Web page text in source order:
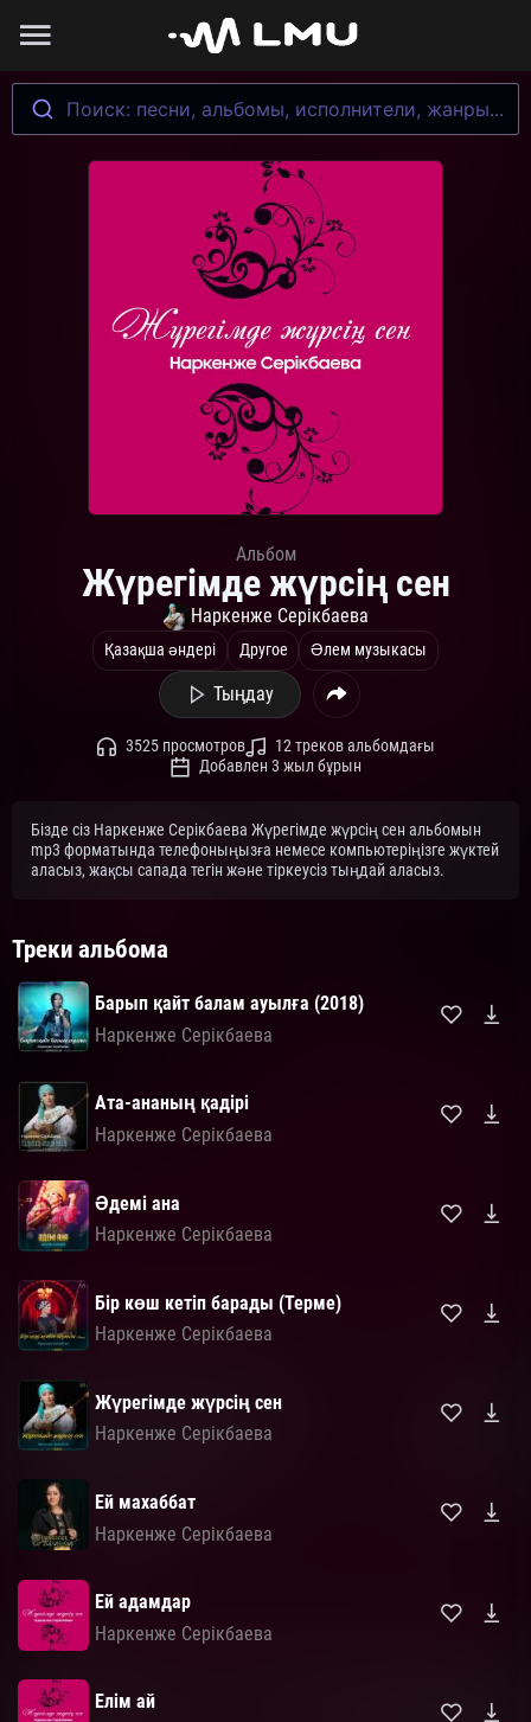
Поиск: песни, альбомы, исполнители, жанры...
Альбом
Жүрегімде жүрсің сен
Наркенже Серікбаева
Қазақша әндері Другое Әлем музыкасы
Тыңдау
3525 просмотров
12 треков альбомдағы
Добавлен 3 жыл бұрын
Бізде сіз Наркенже Серікбаева Жүрегімде жүрсің сен альбомын
mp3 форматында телефоныңызға немесе компьютеріңізге жүктей
аласыз, жақсы сапада тегін және тіркеусіз тыңдай аласыз.
Треки альбома
Барып қайт балам ауылға (2018)
Наркенже Серікбаева
Ата-ананың қадірі
Наркенже Серікбаева
Әдемі ана
Наркенже Серікбаева
Бір көш кетіп барады (Терме)
Наркенже Серікбаева
Жүрегімде жүрсің сен
Наркенже Серікбаева
Ей махаббат
Наркенже Серікбаева
Ей адамдар
Наркенже Серікбаева
Елім ай